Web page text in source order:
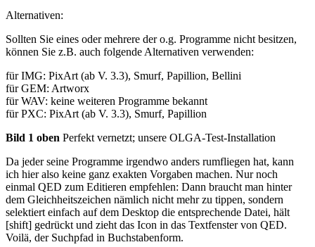
Alternativen:
Sollten Sie eines oder mehrere der o.g. Programme nicht besitzen,
können Sie z.B. auch folgende Alternativen verwenden:
für IMG: PixArt (ab V. 3.3), Smurf, Papillion, Bellini
für GEM: Artworx
für WAV: keine weiteren Programme bekannt
für PXC: PixArt (ab V. 3.3), Smurf, Papillion
Bild 1 oben Perfekt vernetzt; unsere OLGA-Test-Installation
Da jeder seine Programme irgendwo anders rumfliegen hat, kann
ich hier also keine ganz exakten Vorgaben machen. Nur noch
einmal QED zum Editieren empfehlen: Dann braucht man hinter
dem Gleichheitszeichen nämlich nicht mehr zu tippen, sondern
selektiert einfach auf dem Desktop die entsprechende Datei, hält
[shift] gedrückt und zieht das Icon in das Textfenster von QED.
Voilä, der Suchpfad in Buchstabenform.